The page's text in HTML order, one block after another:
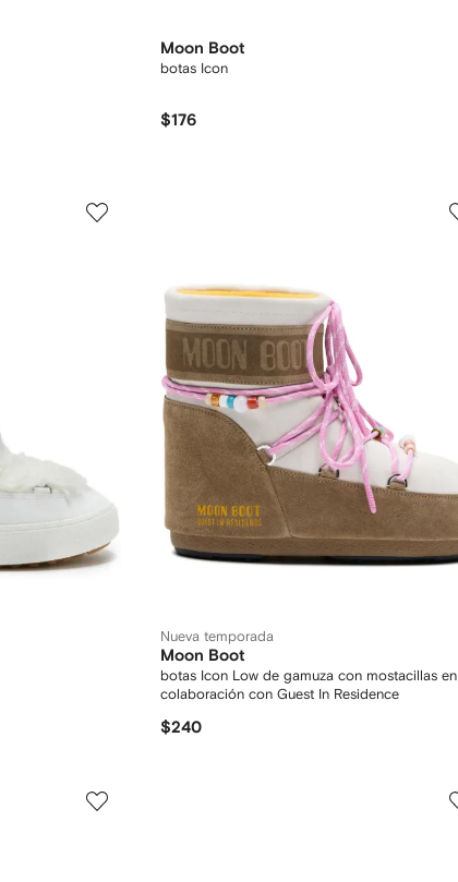
Moon Boot
botas Icon
$176
Nueva temporada
Moon Boot
botas Icon Low de gamuza con mostacillas en
colaboración con Guest In Residence
$240